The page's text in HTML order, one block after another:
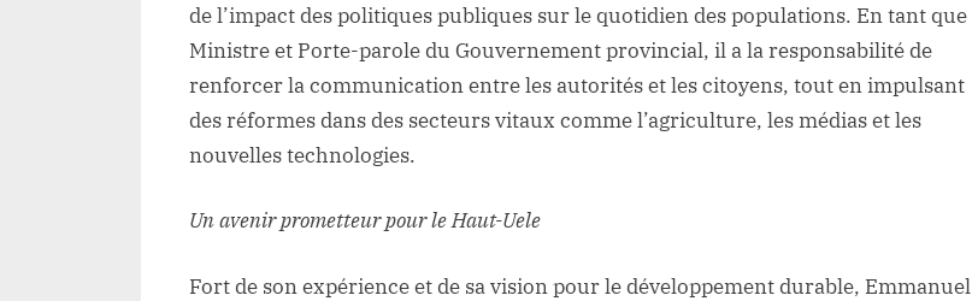
de l’impact des politiques publiques sur le quotidien des populations. En tant que
Ministre et Porte-parole du Gouvernement provincial, il a la responsabilité de
renforcer la communication entre les autorités et les citoyens, tout en impulsant
des réformes dans des secteurs vitaux comme l’agriculture, les médias et les
nouvelles technologies.
Un avenir prometteur pour le Haut-Uele
Fort de son expérience et de sa vision pour le développement durable, Emmanuel